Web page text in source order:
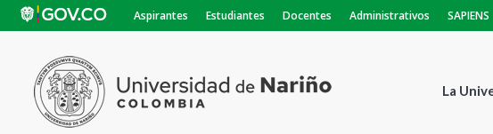
Aspirantes Estudiantes Docentes Administrativos SAPIENS
La